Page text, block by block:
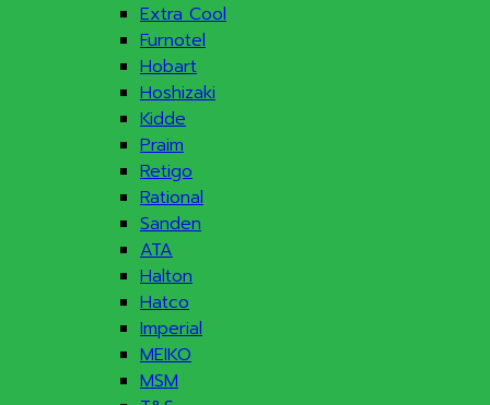
Extra Cool
Furnotel
Hobart
Hoshizaki
Kidde
Praim
Retigo
Rational
Sanden
ATA
Halton
Hatco
Imperial
MEIKO
MSM